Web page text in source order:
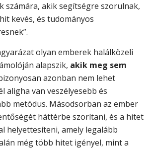
számára, akik segítségre szorulnak,
kevés, és tudományos
olyan emberek halálközeli
alapszik, akik meg sem
azonban nem lehet
aligha van veszélyesebb és
metódus. Másodsorban az ember
háttérbe szorítani, és a hitet
helyettesíteni, amely legalább
még több hitet igényel, mint a